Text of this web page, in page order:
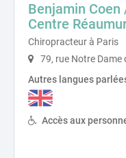
Benjamin
Centre
Chiropracteur à Paris
79, rue Notre
Autres langues
Accès aux